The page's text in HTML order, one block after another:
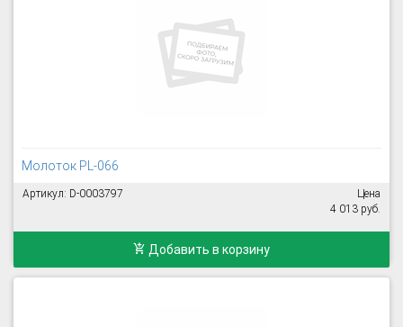
Молоток PL-066
Артикул: D-0003797
Цена
4 013 руб.
Добавить в корзину